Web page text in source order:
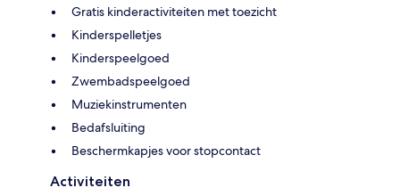
Gratis kinderactiviteiten met toezicht
Kinderspelletjes
Kinderspeelgoed
Zwembadspeelgoed
Muziekinstrumenten
Bedafsluiting
Beschermkapjes voor stopcontact
Activiteiten